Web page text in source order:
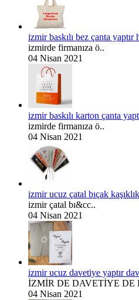
izmir baskılı bez çanta yaptır
izmirde firmanıza ö..
04 Nisan 2021
izmir baskılı karton çanta
izmirde firmanıza ö..
04 Nisan 2021
izmir ucuz çatal bıçak kaşıklık
izmir çatal bı&cc..
04 Nisan 2021
izmir ucuz davetiye yaptır
İZMİR DE DAVETİYE DE
04 Nisan 2021